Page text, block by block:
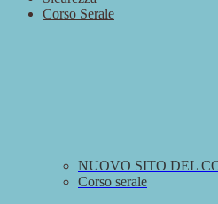
Corso Serale
NUOVO SITO DEL
Corso serale